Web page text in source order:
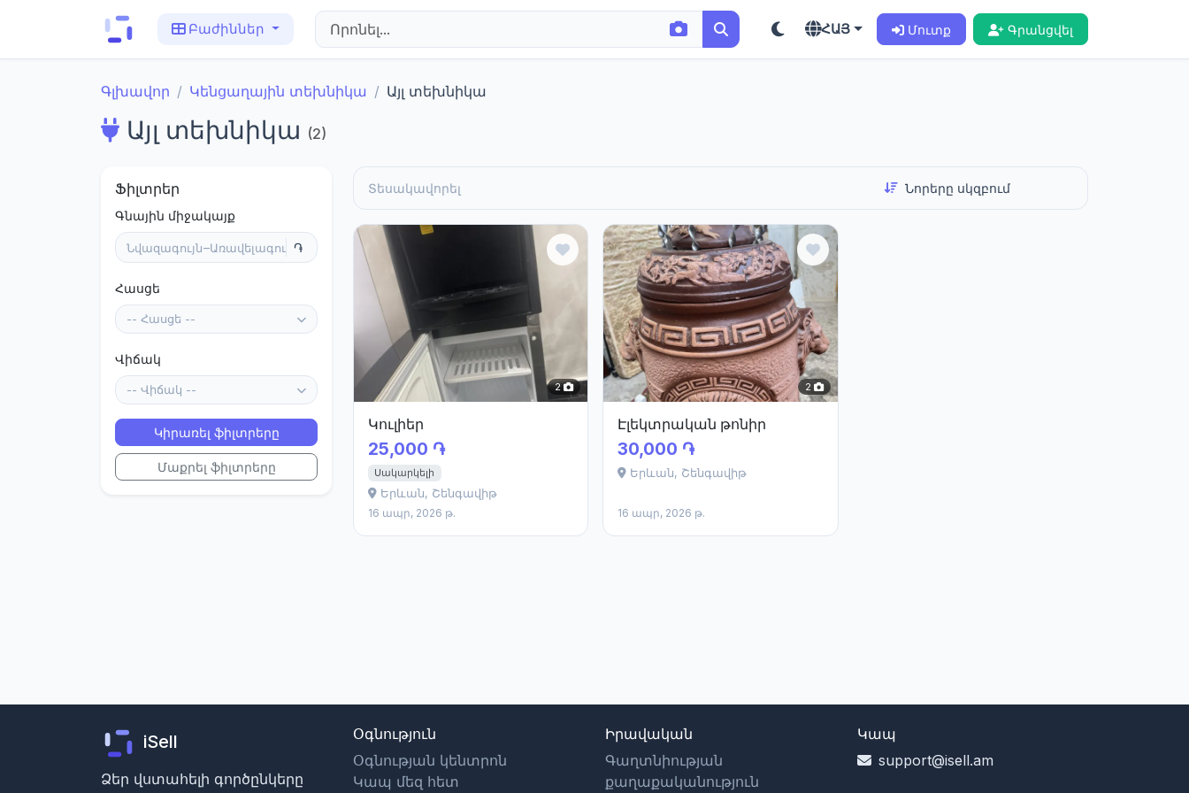
Բաժիններ ՀԱՅ Մուտք Գրանցվել
Գլխավոր Կենցաղային տեխնիկա Այլ տեխնիկա
Այլ տեխնիկա (2)
Ֆիլտրեր
Գնային միջակայք
–
Հասցե
-- Հասցե --
Վիճակ
-- Վիճակ --
Կիրառել ֆիլտրերը
Մաքրել ֆիլտրերը
Տեսակավորել
2
Կուլիեր
25,000 ֏
Սակարկելի
Երևան, Շենգավիթ
16 ապր, 2026 թ.
2
Էլեկտրական թոնիր
30,000 ֏
Երևան, Շենգավիթ
16 ապր, 2026 թ.
iSell
Ձեր վստահելի գործընկերը
Օգնություն
Օգնության կենտրոն
Կապ մեզ հետ
Իրավական
Գաղտնիության
քաղաքականություն
Կապ
support@isell.am